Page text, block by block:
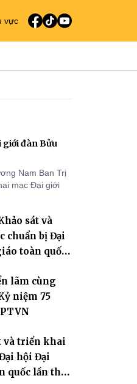
vực
giới đàn Bửu
Nam Ban Trị
mạc Đại giới
sát và
chuẩn bị Đại
toàn quốc
lãm cùng
niệm 75
và triển khai
hội Đại
quốc lần thứ